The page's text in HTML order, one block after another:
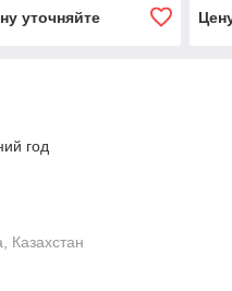
уточняйте
год
Казахстан